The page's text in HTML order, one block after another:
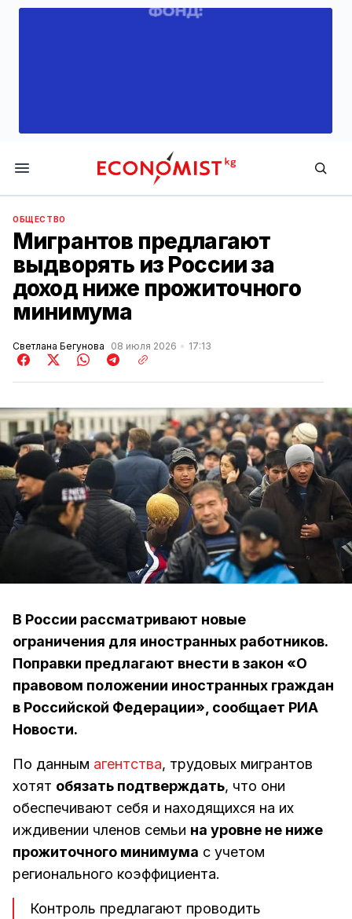
Economist.kg
ОБЩЕСТВО
Мигрантов предлагают
выдворять из России за
доход ниже прожиточного
минимума
Светлана Бегунова 08 июля 2026 17:13
В России рассматривают новые
ограничения для иностранных работников.
Поправки предлагают внести в закон «О
правовом положении иностранных граждан
в Российской Федерации», сообщает РИА
Новости.
По данным агентства, трудовых мигрантов
хотят обязать подтверждать, что они
обеспечивают себя и находящихся на их
иждивении членов семьи на уровне не ниже
прожиточного минимума с учетом
регионального коэффициента.
Контроль предлагают проводить